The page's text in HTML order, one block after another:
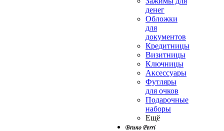
денег
Обложки
для
документов
Кредитницы
Визитницы
Ключницы
Аксессуары
Футляры
для очков
Подарочные
наборы
Ещё